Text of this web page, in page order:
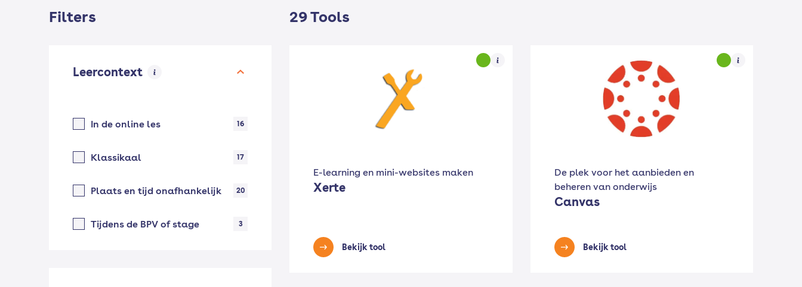
Filters
Leercontext
In de online les 16
Klassikaal 17
Plaats en tijd onafhankelijk 20
Tijdens de BPV of stage 3
29 Tools
E-learning en mini-websites maken
Xerte
Bekijk tool
De plek voor het aanbieden en
beheren van onderwijs
Canvas
Bekijk tool